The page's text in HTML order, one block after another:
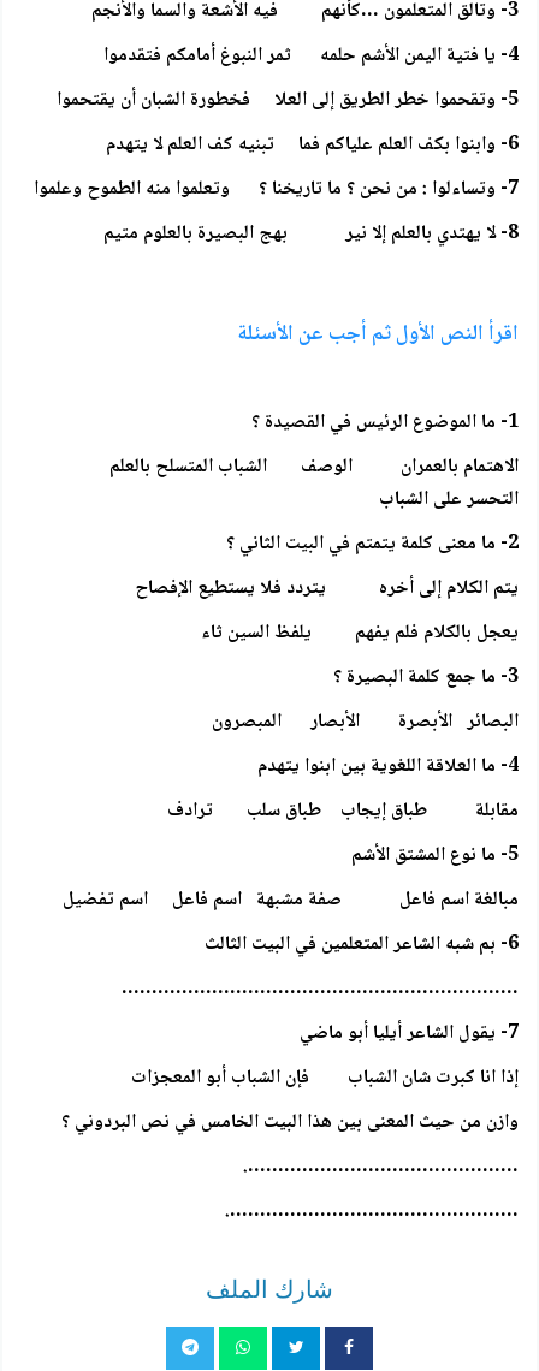
3- وتالق المتعلمون …كأنهم فيه الأشعة والسما والأنجم
4- يا فتية اليمن الأشم حلمه ثمر النبوغ أمامكم فتقدموا
5- وتقحموا خطر الطريق إلى العلا فخطورة الشبان أن يقتحموا
6- وابنوا بكف العلم علياكم فما تبنيه كف العلم لا يتهدم
7- وتساءلوا : من نحن ؟ ما تاريخنا ؟ وتعلموا منه الطموح وعلموا
8- لا يهتدي بالعلم إلا نير بهج البصيرة بالعلوم متيم
اقرأ النص الأول ثم أجب عن الأسئلة
1- ما الموضوع الرئيس في القصيدة ؟
الاهتمام بالعمران الوصف الشباب المتسلح بالعلم
التحسر على الشباب
2- ما معنى كلمة يتمتم في البيت الثاني ؟
يتم الكلام إلى أخره يتردد فلا يستطيع الإفصاح
يعجل بالكلام فلم يفهم يلفظ السين ثاء
3- ما جمع كلمة البصيرة ؟
البصائر الأبصرة الأبصار المبصرون
4- ما العلاقة اللغوية بين ابنوا يتهدم
مقابلة طباق إيجاب طباق سلب ترادف
5- ما نوع المشتق الأشم
مبالغة اسم فاعل صفة مشبهة اسم فاعل اسم تفضيل
6- بم شبه الشاعر المتعلمين في البيت الثالث
…………………………………………………………
7- يقول الشاعر أيليا أبو ماضي
إذا انا كبرت شان الشباب فإن الشباب أبو المعجزات
وازن من حيث المعنى بين هذا البيت الخامس في نص البردوني ؟
……………………………………….
………………………………………….
شارك الملف